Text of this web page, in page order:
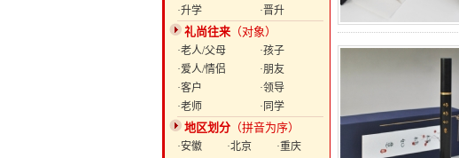
·升学
·晋升
礼尚往来 （对象）
·老人/父母
·孩子
·爱人/情侣
·朋友
·客户
·领导
·老师
·同学
地区划分 （拼音为序）
·安徽 ·北京
·重庆